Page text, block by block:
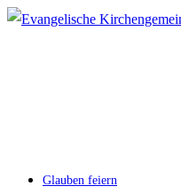
Zum
Glauben feiern